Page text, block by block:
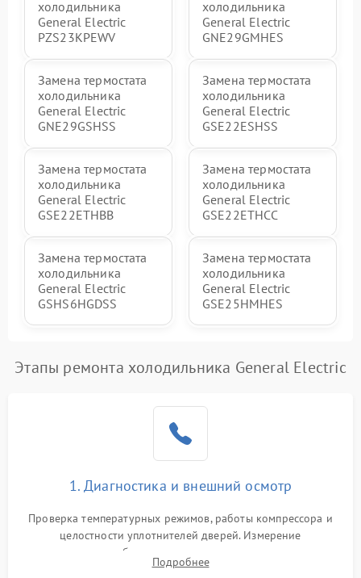
холодильника
General Electric
PZS23KPEWV
холодильника
General Electric
GNE29GMHES
Замена термостата
холодильника
General Electric
GNE29GSHSS
Замена термостата
холодильника
General Electric
GSE22ESHSS
Замена термостата
холодильника
General Electric
GSE22ETHBB
Замена термостата
холодильника
General Electric
GSE22ETHCC
Замена термостата
холодильника
General Electric
GSHS6HGDSS
Замена термостата
холодильника
General Electric
GSE25HMHES
Этапы ремонта холодильника General Electric
1. Диагностика и внешний осмотр
Проверка температурных режимов, работы компрессора и
целостности уплотнителей дверей. Измерение
сопротивления обмоток мотора, проверка термостата и
считывание кодов ошибок с электронного дисплея.
Подробнее